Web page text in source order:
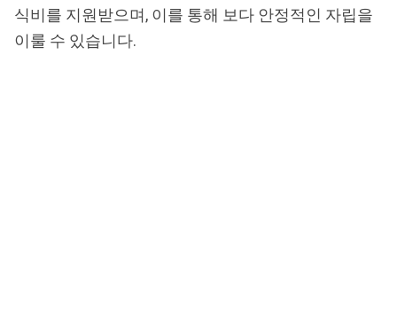
식비를 지원받으며, 이를 통해 보다 안정적인 자립을
이룰 수 있습니다.